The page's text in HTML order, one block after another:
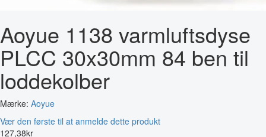
Aoyue 1138 varmluftsdyse
PLCC 30x30mm 84 ben til
loddekolber
Mærke: Aoyue
Vær den første til at anmelde dette produkt
127,38kr